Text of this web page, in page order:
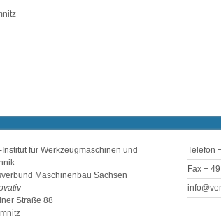
Institut für Werkzeugmaschinen und
Maschinenbau Sachsen
Straße 88
Telefon
Fax +